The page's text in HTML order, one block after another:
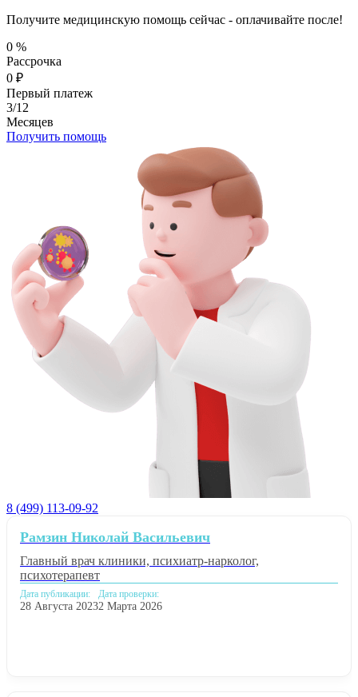
Получите медицинскую помощь сейчас - оплачивайте после!
0 %
Рассрочка
0 ₽
Первый платеж
3/12
Месяцев
Получить помощь
8 (499) 113-09-92
Рамзин Николай Васильевич
Главный врач клиники, психиатр-нарколог,
психотерапевт
Дата публикации:
28 Августа 2023
Дата проверки:
2 Марта 2026